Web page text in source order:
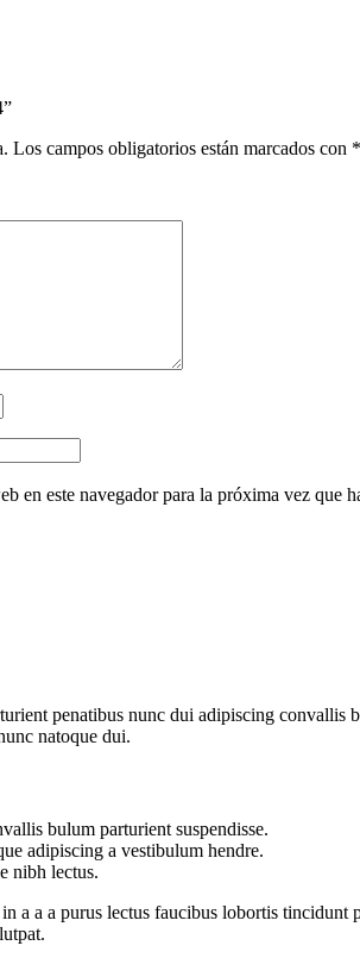
Los campos obligatorios están marcados con *
en este navegador para la próxima vez que
penatibus nunc dui adipiscing convallis
natoque dui.
bulum parturient suspendisse.
adipiscing a vestibulum hendre.
nibh lectus.
a a a purus lectus faucibus lobortis